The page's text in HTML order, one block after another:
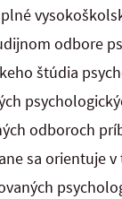
odbore
štúdia
odboroch
sa orientuje